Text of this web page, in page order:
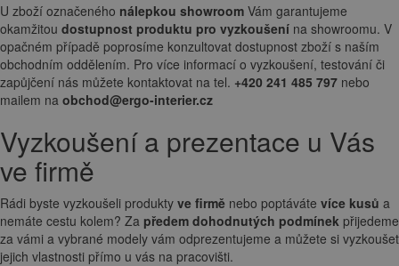
U zboží označeného nálepkou showroom Vám garantujeme
okamžitou dostupnost produktu pro vyzkoušení na showroomu. V
opačném případě poprosíme konzultovat dostupnost zboží s naším
obchodním oddělením. Pro více informací o vyzkoušení, testování či
zapůjčení nás můžete kontaktovat na tel. +420 241 485 797 nebo
mailem na obchod@ergo-interier.cz
Vyzkoušení a prezentace u Vás
ve firmě
Rádi byste vyzkoušeli produkty ve firmě nebo poptáváte více kusů a
nemáte cestu kolem? Za předem dohodnutých podmínek přijedeme
za vámi a vybrané modely vám odprezentujeme a můžete si vyzkoušet
jejich vlastnosti přímo u vás na pracovišti.